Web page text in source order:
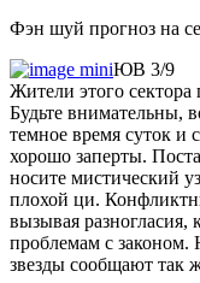
Фэн шуй прогноз на
ЮВ 3/9
Жители этого сектора
Будьте внимательны,
темное время суток и
хорошо заперты.
носите мистический
плохой ци.
вызывая
проблемам с законом.
звезды сообщают так